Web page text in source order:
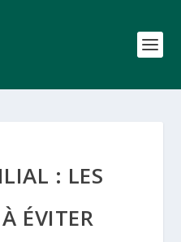
: LES
ÉVITER